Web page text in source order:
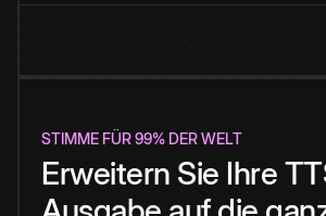
STIMME FÜR 99% DER WELT
Erweitern Sie Ihre